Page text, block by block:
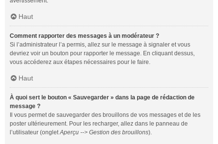
Haut
Comment rapporter des messages à un modérateur ?
Si l’administrateur l’a permis, allez sur le message à signaler et vous
devriez voir un bouton pour rapporter le message. En cliquant dessus,
vous accéderez aux étapes nécessaires pour le faire.
Haut
À quoi sert le bouton « Sauvegarder » dans la page de rédaction de
message ?
Il vous permet de sauvegarder des brouillons de vos messages et de les
poster ultérieurement. Pour les recharger, allez dans le panneau de
l’utilisateur (ongletAperçu --> Gestion des brouillons).